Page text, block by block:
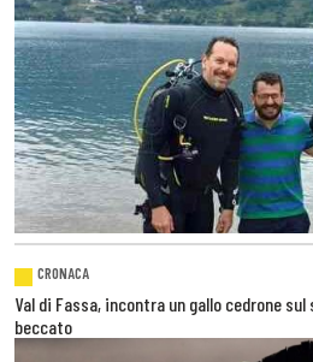
CRONACA
Val di Fassa, incontra un gallo cedrone
beccato